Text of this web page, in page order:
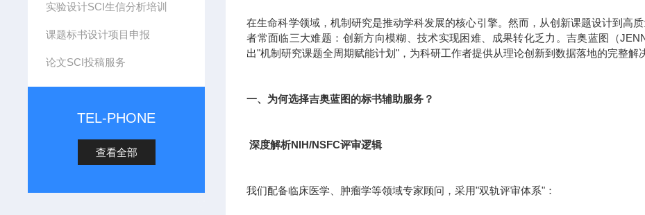
实验设计SCI生信分析培训
课题标书设计项目申报
论文SCI投稿服务
TEL-PHONE
查看全部
在生命科学领域，机制研究是推动学科发展的核心引擎。然而，从创新课题设计到高
者常面临三大难题：创新方向模糊、技术实现困难、成果转化乏力。吉奥蓝图（
出"机制研究课题全周期赋能计划"，为科研工作者提供从理论创新到数据落地的完整解
一、为何选择吉奥蓝图的标书辅助服务？
深度解析NIH/NSFC评审逻辑
我们配备临床医学、肿瘤学等领域专家顾问，采用"双轨评审体系"：